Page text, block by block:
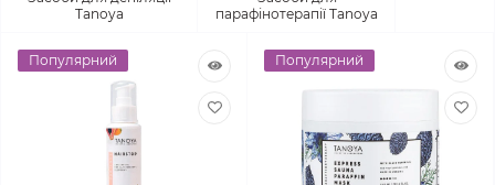
Tanoya
парафінотерапії Tanoya
Популярний Популярний